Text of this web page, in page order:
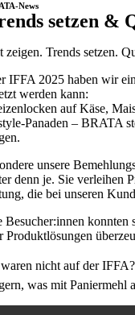
News
setzen &
zeigen. Trends setzen.
IFFA 2025 haben wir
werden kann:
auf Käse,
Panaden – BRATA
unsere
denn je. Sie verleihen
die bei unseren
Besucher:innen
Produktlösungen
nicht auf der
was mit Paniermehl